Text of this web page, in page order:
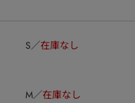
S 在庫なし
M 在庫なし